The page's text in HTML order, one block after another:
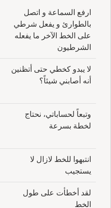
ارفع السماعة و اتصل
بالطوارئ و يفعل شرطي
على الخط الآخر ما يفعله
الشرطيون
لا يبدو كخطي حتى أتظنين
أنه أصابني شيئاً؟
وتبعاً لحساباتي، نحتاج
لخطة بسرعة
انتبهوا للخط لازال لا
يستجيب
لقد أخطأت على طول
الخط